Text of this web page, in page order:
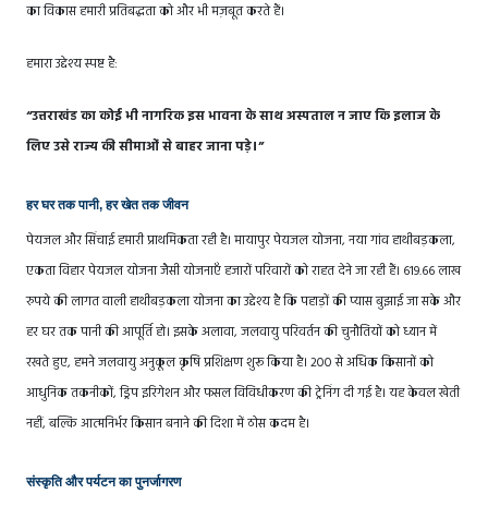
का विकास हमारी प्रतिबद्धता को और भी मज़बूत करते हैं।
हमारा उद्देश्य स्पष्ट है:
“उत्तराखंड का कोई भी नागरिक इस भावना के साथ अस्पताल न जाए कि इलाज के
लिए उसे राज्य की सीमाओं से बाहर जाना पड़े।”
हर घर तक पानी, हर खेत तक जीवन
पेयजल और सिंचाई हमारी प्राथमिकता रही है। मायापुर पेयजल योजना, नया गांव हाथीबड़कला,
एकता विहार पेयजल योजना जैसी योजनाएँ हजारों परिवारों को राहत देने जा रही हैं। 619.66 लाख
रुपये की लागत वाली हाथीबड़कला योजना का उद्देश्य है कि पहाड़ों की प्यास बुझाई जा सके और
हर घर तक पानी की आपूर्ति हो। इसके अलावा, जलवायु परिवर्तन की चुनौतियों को ध्यान में
रखते हुए, हमने जलवायु अनुकूल कृषि प्रशिक्षण शुरू किया है। 200 से अधिक किसानों को
आधुनिक तकनीकों, ड्रिप इरिगेशन और फसल विविधीकरण की ट्रेनिंग दी गई है। यह केवल खेती
नहीं, बल्कि आत्मनिर्भर किसान बनाने की दिशा में ठोस कदम है।
संस्कृति और पर्यटन का पुनर्जागरण